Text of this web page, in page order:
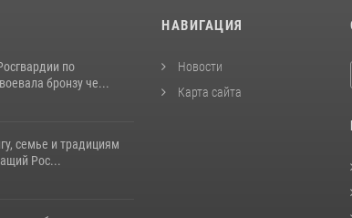
по
бронзу че...
семье и традициям
Рос...
НАВИГАЦИЯ
Новости
Карта сайта